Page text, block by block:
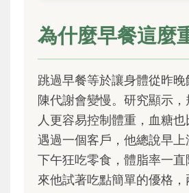
為什麼早餐這麼
跳過早餐等於讓身體從昨
陳代謝會變慢。研究顯示
人更容易控制體重，血糖
遇過一個客戶，他總說早
下午狂吃零食，體脂率一
來他試著吃點簡單的優格